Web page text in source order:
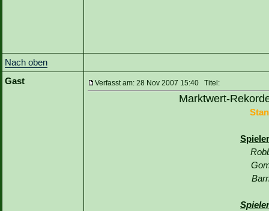
Nach oben
Gast
Verfasst am: 28 Nov 2007 15:40 Titel:
Marktwert-